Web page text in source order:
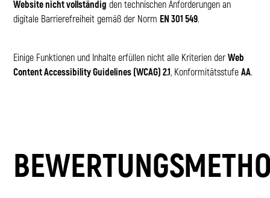
Website nicht vollständig den technischen Anforderungen an
digitale Barrierefreiheit gemäß der Norm EN 301 549.
Einige Funktionen und Inhalte erfüllen nicht alle Kriterien der Web
Content Accessibility Guidelines (WCAG) 2.1, Konformitätsstufe AA.